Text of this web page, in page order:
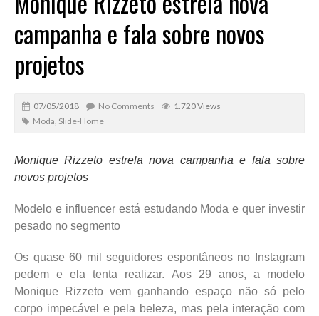
campanha e fala sobre novos
projetos
07/05/2018 No Comments
1.720 Views
Moda Slide-Home
Monique Rizzeto estrela nova campanha e fala sobre
novos projetos
Modelo e influencer está estudando Moda e quer investir
pesado no segmento
Os quase 60 mil seguidores espontâneos no Instagram
pedem e ela tenta realizar. Aos 29 anos, a modelo
Monique Rizzeto vem ganhando espaço não só pelo
corpo impecável e pela beleza, mas pela interação com